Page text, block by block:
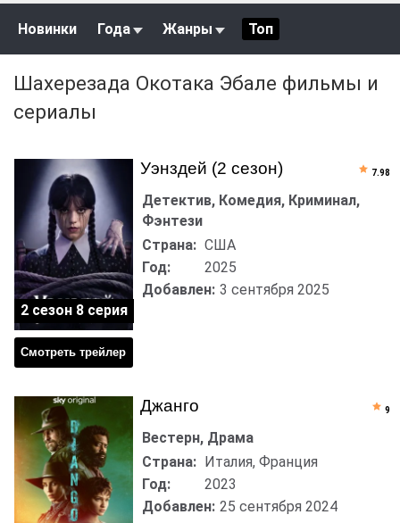
Новинки Года Жанры Топ
Шахерезада Окотака Эбале фильмы и
сериалы
Уэнздей (2 сезон)
Смотреть трейлер
Детектив, Комедия, Криминал,
Фэнтези
Страна: США
Год:
2025
Добавлен: 3 сентября 2025
2 сезон 8 серия
7.98
Джанго
Вестерн, Драма
Страна: Италия, Франция
Год:
2023
Добавлен: 25 сентября 2024
9